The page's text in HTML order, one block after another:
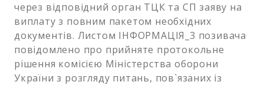
через відповідний орган ТЦК та СП заяву на
виплату з повним пакетом необхідних
документів. Листом ІНФОРМАЦІЯ_3 позивача
повідомлено про прийняте протокольне
рішення комісією Міністерства оборони
України з розгляду питань, пов`язаних із